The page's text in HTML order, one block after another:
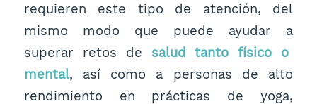
requieren este tipo de atención, del
mismo modo que puede ayudar a
superar retos de salud tanto físico o
mental, así como a personas de alto
rendimiento en prácticas de yoga,